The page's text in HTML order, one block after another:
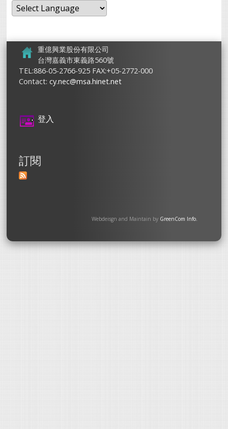
重億興業股份有限公司
台灣嘉義市東義路560號
TEL:886-05-2766-925 FAX:+05-2772-000
Contact:cy.nec@msa.hinet.net
登入
訂閱
Webdeisgn and Maintain by GreenCom Info.